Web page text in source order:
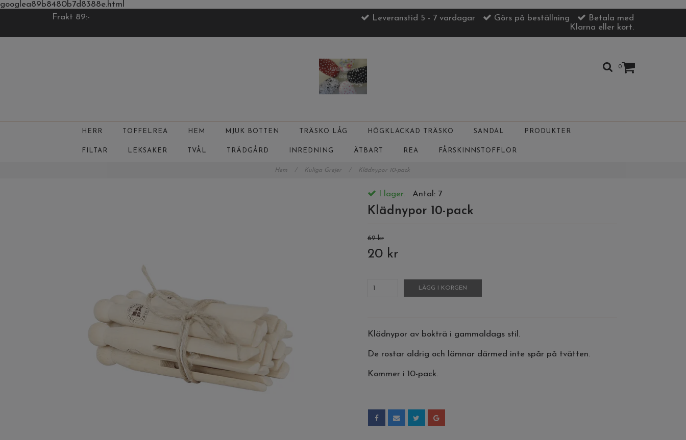
googlea89b8480b7d8388e.html
Frakt 89:-
Leveranstid 5 - 7 vardagar Görs på beställning
Betala med
Klarna eller kort.
0
HERR TOFFELREA HEM MJUK BOTTEN TRÄSKO LÅG HÖGKLACKAD TRÄSKO SANDAL PRODUKTER
FILTAR LEKSAKER TVÅL TRÄDGÅRD INREDNING ÄTBART REA FÅRSKINNSTOFFLOR
Hem / Kuliga Grejer / Klädnypor 10-pack
I lager. Antal: 7
Klädnypor 10-pack
69 kr
20 kr
LÄGG I KORGEN
Klädnypor av bokträ i gammaldags stil.
De rostar aldrig och lämnar därmed inte spår på tvätten.
Kommer i 10-pack.